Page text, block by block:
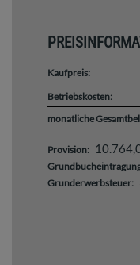
Kaufpreis:
Betriebskosten:
monatliche
Provision:
Grunderwerbsteuer: